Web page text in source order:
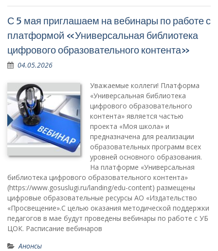
С 5 мая приглашаем на вебинары по работе с
платформой «Универсальная библиотека
цифрового образовательного контента»
04.05.2026
Уважаемые коллеги! Платформа
«Универсальная библиотека
цифрового образовательного
контента» является частью
проекта «Моя школа» и
предназначена для реализации
образовательных программ всех
уровней основного образования.
На платформе «Универсальная
библиотека цифрового образовательного контента»
(https://www.gosuslugi.ru/landing/edu-content) размещены
цифровые образовательные ресурсы АО «Издательство
«Просвещение».С целью оказания методической поддержки
педагогов в мае будут проведены вебинары по работе с УБ
ЦОК. Расписание вебинаров
Анонсы